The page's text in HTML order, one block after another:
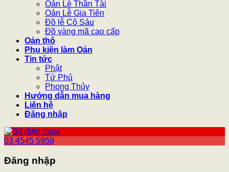
Oản Lễ Thần Tài
Oản Lễ Gia Tiên
Đồ lễ Cô Sáu
Đồ vàng mã cao cấp
Oản thô
Phụ kiện làm Oản
Tin tức
Phật
Tứ Phủ
Phong Thủy
Hướng dẫn mua hàng
Liên hệ
Đăng nhập
03 4545 5959
Đăng nhập